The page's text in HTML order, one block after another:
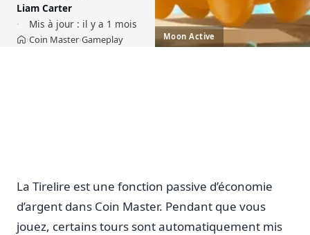
Liam Carter
Mis à jour : il y a 1 mois
Accueil
›Coin Master›Gameplay Moon Active
La Tirelire est une fonction passive d’économie
d’argent dans Coin Master. Pendant que vous
jouez, certains tours sont automatiquement mis